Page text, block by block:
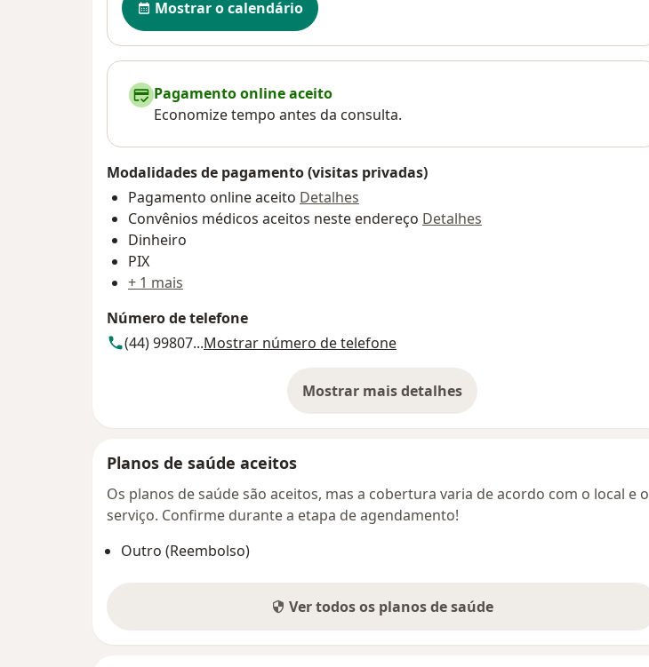
Mostrar o calendário
Pagamento online aceito
Economize tempo antes da consulta.
Modalidades de pagamento (visitas privadas)
Pagamento online aceito Detalhes
Convênios médicos aceitos neste endereço Detalhes
Dinheiro
PIX
+ 1 mais
Número de telefone
(44) 99807...Mostrar número de telefone
Mostrar mais detalhes
sobre o endereço
Planos de saúde aceitos
Os planos de saúde são aceitos, mas a cobertura varia de acordo com o local e o
serviço. Confirme durante a etapa de agendamento!
Outro (Reembolso)
Ver todos os planos de saúde